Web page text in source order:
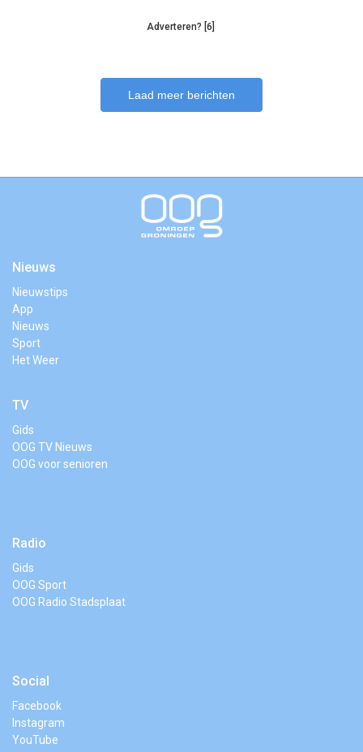
Adverteren? [6]
Laad meer berichten
Nieuws
Nieuwstips
App
Nieuws
Sport
Het Weer
TV
Gids
OOG TV Nieuws
OOG voor senioren
Radio
Gids
OOG Sport
OOG Radio Stadsplaat
Social
Facebook
Instagram
YouTube